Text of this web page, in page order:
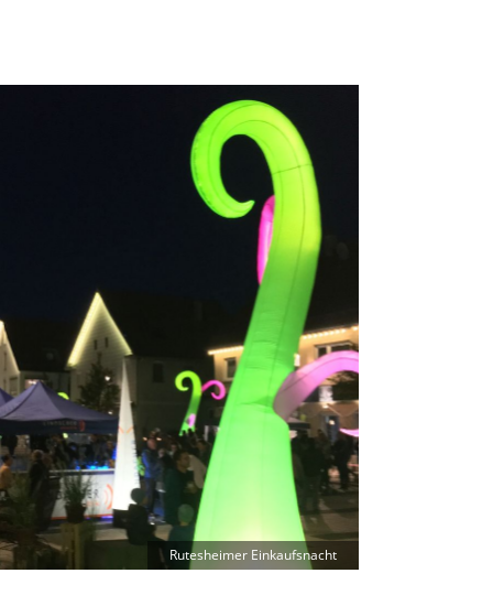
Rutesheimer Einkaufsnacht